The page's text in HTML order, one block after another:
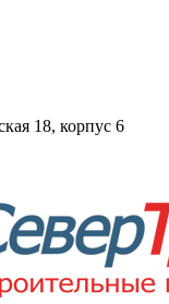
18, корпус 6